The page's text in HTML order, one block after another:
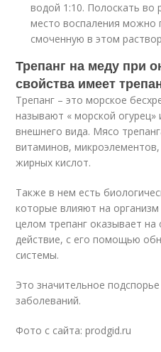
водой 1:10. Полоскать во
место воспаления можно
смоченную в этом
Трепанг на меду при
свойства имеет
Трепанг – это морское
называют « морской огурец»
внешнего вида. Мясо
витаминов,
жирных кислот.
Также в нем есть
которые влияют на
целом трепанг оказывает
действие, с его помощью
системы.
Это значительное
заболеваний.
Фото с сайта: prodgid.ru